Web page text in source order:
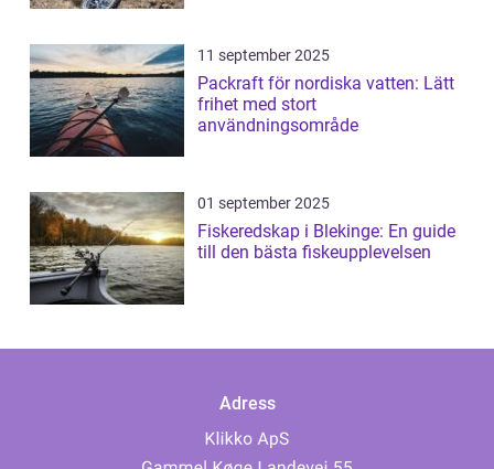
11 september 2025
Packraft för nordiska vatten: Lätt
frihet med stort
användningsområde
01 september 2025
Fiskeredskap i Blekinge: En guide
till den bästa fiskeupplevelsen
Adress